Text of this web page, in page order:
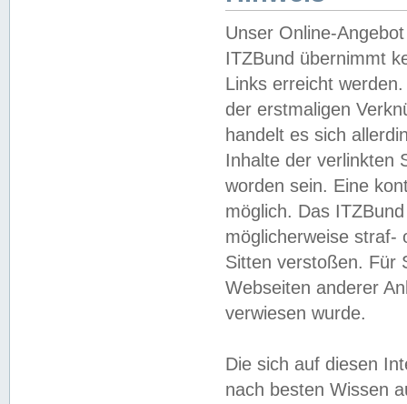
Unser Online-
ITZBund übernimmt
Links erreicht
der erstmaligen
handelt es sich
Inhalte der verlinkten
worden sein. Eine
möglich. Das
möglicherweise straf-
Sitten verstoßen. Für
Webseiten anderer
verwiesen wurde.
Die sich auf diesen
nach besten Wissen